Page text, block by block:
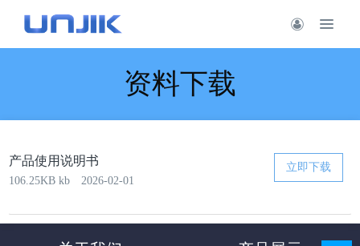
资料下载
立即下载
产品使用说明书
106.25KB kb 2026-02-01